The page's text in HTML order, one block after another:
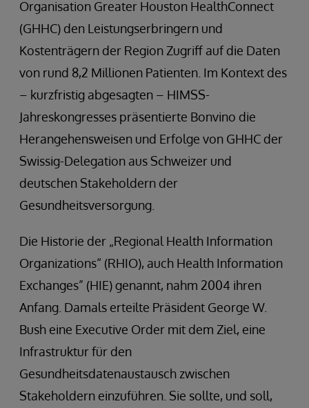
Organisation Greater Houston HealthConnect
(GHHC) den Leistungserbringern und
Kostenträgern der Region Zugriff auf die Daten
von rund 8,2 Millionen Patienten. Im Kontext des
– kurzfristig abgesagten – HIMSS-
Jahreskongresses präsentierte Bonvino die
Herangehensweisen und Erfolge von GHHC der
Swissig-Delegation aus Schweizer und
deutschen Stakeholdern der
Gesundheitsversorgung.
Die Historie der „Regional Health Information
Organizations“ (RHIO), auch Health Information
Exchanges” (HIE) genannt, nahm 2004 ihren
Anfang. Damals erteilte Präsident George W.
Bush eine Executive Order mit dem Ziel, eine
Infrastruktur für den
Gesundheitsdatenaustausch zwischen
Stakeholdern einzuführen. Sie sollte, und soll,